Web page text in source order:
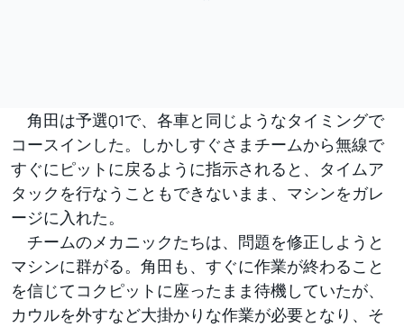
角田は予選Q1で、各車と同じようなタイミングで
コースインした。しかしすぐさまチームから無線で
すぐにピットに戻るように指示されると、タイムア
タックを行なうこともできないまま、マシンをガレ
ージに入れた。
チームのメカニックたちは、問題を修正しようと
マシンに群がる。角田も、すぐに作業が終わること
を信じてコクピットに座ったまま待機していたが、
カウルを外すなど大掛かりな作業が必要となり、そ